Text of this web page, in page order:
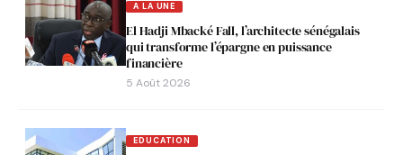
A LA UNE
El Hadji Mbacké Fall, l’architecte sénégalais
qui transforme l’épargne en puissance
financière
5 Août 2026
EDUCATION